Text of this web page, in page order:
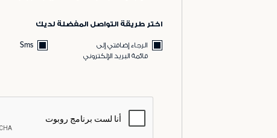
اختر طريقة التواصل المفضلة لديك
الرجاء إضافتي إلى
قائمة البريد الإلكتروني
Sms